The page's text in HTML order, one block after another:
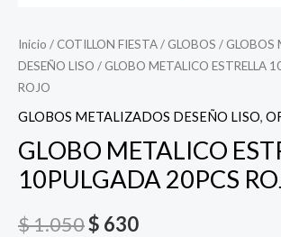
Inicio / COTILLON FIESTA/ GLOBOS / GLOBOS
DESEÑO LISO / GLOBO METALICO ESTRELLA
ROJO
GLOBOS METALIZADOS DESEÑO LISO,
GLOBO METALICO
10PULGADA 20PCS
$1.050$ 630